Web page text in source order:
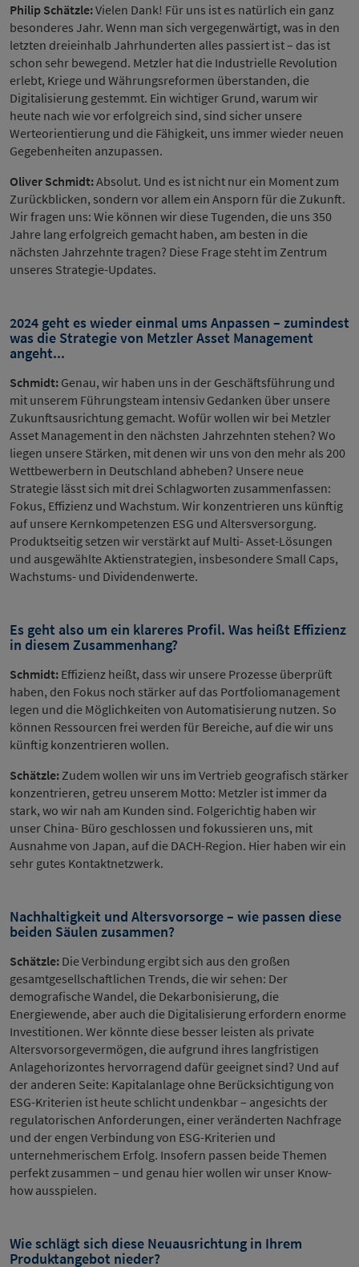
Philip Schätzle:Vielen Dank! Für uns ist es natürlich ein ganz
besonderes Jahr. Wenn man sich vergegenwärtigt, was in den
letzten dreieinhalb Jahrhunderten alles passiert ist – das ist
schon sehr bewegend. Metzler hat die Industrielle Revolution
erlebt, Kriege und Währungsreformen überstanden, die
Digitalisierung gestemmt. Ein wichtiger Grund, warum wir
heute nach wie vor erfolgreich sind, sind sicher unsere
Werteorientierung und die Fähigkeit, uns immer wieder neuen
Gegebenheiten anzupassen.
Oliver Schmidt:Absolut. Und es ist nicht nur ein Moment zum
Zurückblicken, sondern vor allem ein Ansporn für die Zukunft.
Wir fragen uns: Wie können wir diese Tugenden, die uns 350
Jahre lang erfolgreich gemacht haben, am besten in die
nächsten Jahrzehnte tragen? Diese Frage steht im Zentrum
unseres Strategie-Updates.
2024 geht es wieder einmal ums Anpassen – zumindest
was die Strategie von Metzler Asset Management
angeht...
Schmidt: Genau, wir haben uns in der Geschäftsführung und
mit unserem Führungsteam intensiv Gedanken über unsere
Zukunftsausrichtung gemacht. Wofür wollen wir bei Metzler
Asset Management in den nächsten Jahrzehnten stehen? Wo
liegen unsere Stärken, mit denen wir uns von den mehr als 200
Wettbewerbern in Deutschland abheben? Unsere neue
Strategie lässt sich mit drei Schlagworten zusammenfassen:
Fokus, Effizienz und Wachstum. Wir konzentrieren uns künftig
auf unsere Kernkompetenzen ESG und Altersversorgung.
Produktseitig setzen wir verstärkt auf Multi- Asset-Lösungen
und ausgewählte Aktienstrategien, insbesondere Small Caps,
Wachstums- und Dividendenwerte.
Es geht also um ein klareres Profil. Was heißt Effizienz
in diesem Zusammenhang?
Schmidt: Effizienz heißt, dass wir unsere Prozesse überprüft
haben, den Fokus noch stärker auf das Portfoliomanagement
legen und die Möglichkeiten von Automatisierung nutzen. So
können Ressourcen frei werden für Bereiche, auf die wir uns
künftig konzentrieren wollen.
Schätzle: Zudem wollen wir uns im Vertrieb geografisch stärker
konzentrieren, getreu unserem Motto: Metzler ist immer da
stark, wo wir nah am Kunden sind. Folgerichtig haben wir
unser China- Büro geschlossen und fokussieren uns, mit
Ausnahme von Japan, auf die DACH-Region. Hier haben wir ein
sehr gutes Kontaktnetzwerk.
Nachhaltigkeit und Altersvorsorge – wie passen diese
beiden Säulen zusammen?
Schätzle: Die Verbindung ergibt sich aus den großen
gesamtgesellschaftlichen Trends, die wir sehen: Der
demografische Wandel, die Dekarbonisierung, die
Energiewende, aber auch die Digitalisierung erfordern enorme
Investitionen. Wer könnte diese besser leisten als private
Altersvorsorgevermögen, die aufgrund ihres langfristigen
Anlagehorizontes hervorragend dafür geeignet sind? Und auf
der anderen Seite: Kapitalanlage ohne Berücksichtigung von
ESG-Kriterien ist heute schlicht undenkbar – angesichts der
regulatorischen Anforderungen, einer veränderten Nachfrage
und der engen Verbindung von ESG-Kriterien und
unternehmerischem Erfolg. Insofern passen beide Themen
perfekt zusammen – und genau hier wollen wir unser Know-
how ausspielen.
Wie schlägt sich diese Neuausrichtung in Ihrem
Produktangebot nieder?